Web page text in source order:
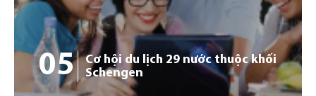
rộng mở nhất thế giới. Sau khi tốt nghiệp và thực hiện
đúng các quy định của chính phủ Đức, sinh viên quốc tế
sẽ có cơ hội được cấp Thẻ Xanh châu Âu.
05
Cơ hội du lịch 29 nước thuộc khối
Schengen